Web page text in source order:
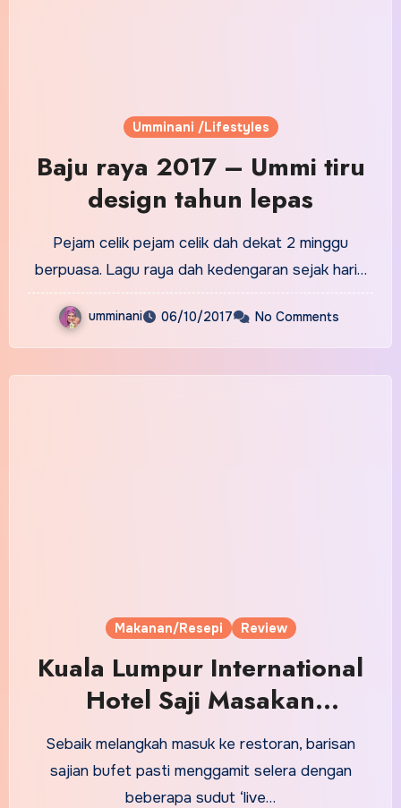
Umminani /Lifestyles
Baju raya 2017 – Ummi tiru
design tahun lepas
Pejam celik pejam celik dah dekat 2 minggu
berpuasa. Lagu raya dah kedengaran sejak hari…
umminani 06/10/2017 No Comments
Makanan/Resepi Review
Kuala Lumpur International
Hotel Saji Masakan
Kampung Sejati sempena
ramadhan 2017
Sebaik melangkah masuk ke restoran, barisan
sajian bufet pasti menggamit selera dengan
beberapa sudut ‘live…